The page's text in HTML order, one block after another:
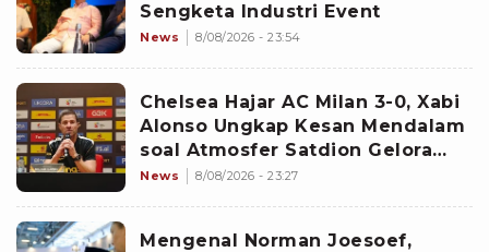
Sengketa Industri Event
News 8/08/2026 - 23:54
Chelsea Hajar AC Milan 3-0, Xabi
Alonso Ungkap Kesan Mendalam
soal Atmosfer Satdion Gelora
Bung Karno
News 8/08/2026 - 23:27
Mengenal Norman Joesoef,